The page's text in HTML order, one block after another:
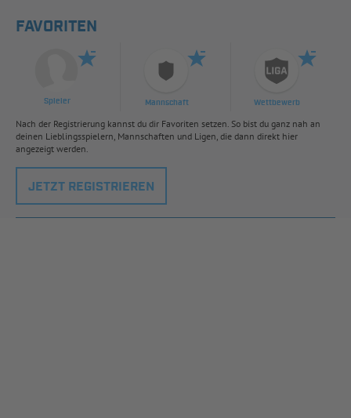
FAVORITEN
Spieler Mannschaft Wettbewerb
Nach der Registrierung kannst du dir Favoriten setzen. So bist du ganz nah an
deinen Lieblingsspielern, Mannschaften und Ligen, die dann direkt hier
angezeigt werden.
JETZT REGISTRIEREN